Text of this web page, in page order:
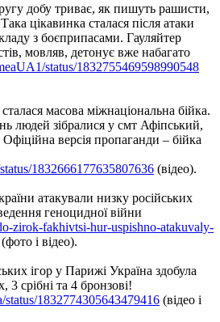
добу триває, як пишуть рашисти,
цікавинка сталася після атаки
з боєприпасами. Гауляйтер
мовляв, детонує вже набагато
status/1832755469598990548
масова міжнаціональна бійка.
людей зібралися у смт Афіпський,
версія пропаганди – бійка
1832666177635807636 (відео).
атакували низку російських
геноцидної війни
zirok-fakhivtsi-hur-uspishno-atakuvaly-
(фото і відео).
ігор у Парижі Україна здобула
срібні та 4 бронзові!
1832774305643479416 (відео і